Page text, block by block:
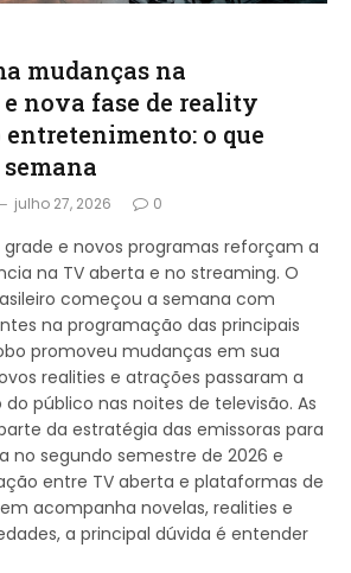
mudanças na
nova fase de reality
o que
julho 27, 2026 0
grade e novos programas reforçam a
na TV aberta e no streaming. O
começou a semana com
na programação das principais
promoveu mudanças em sua
realities e atrações passaram a
público nas noites de televisão. As
da estratégia das emissoras para
no segundo semestre de 2026 e
entre TV aberta e plataformas de
acompanha novelas, realities e
a principal dúvida é entender